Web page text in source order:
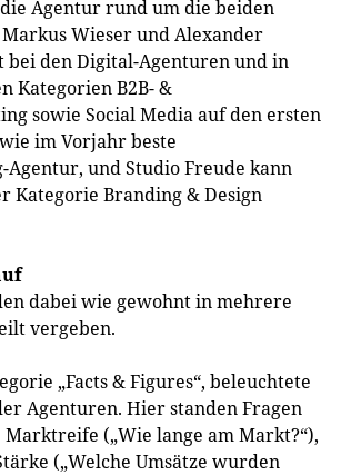
Agentur rund um die beiden
Wieser und Alexander
bei den Digital-Agenturen und in
Kategorien B2B- &
sowie Social Media auf den ersten
im Vorjahr beste
und Studio Freude kann
Kategorie Branding & Design
dabei wie gewohnt in mehrere
vergeben.
„Facts & Figures“, beleuchtete
Agenturen. Hier standen Fragen
Marktreife („Wie lange am Markt?“),
(„Welche Umsätze wurden